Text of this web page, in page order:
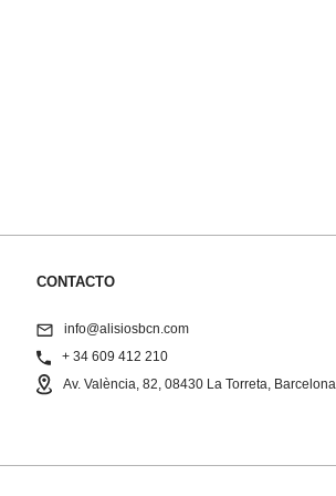
CONTACTO
info@alisiosbcn.com
+ 34 609 412 210
Av. València, 82, 08430 La Torreta, Barcelona